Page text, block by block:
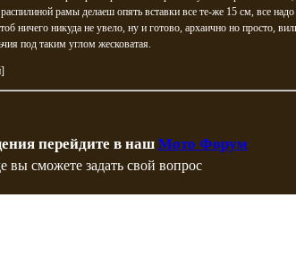
рамы делаеш опять вставки все те-же 15 см, все надо
ничего никуда не увело, ну и готово, архаично но просто,
под таким углом жесковатая.
перейдите в наш Мото Форум
вы сможете задать свой вопрос